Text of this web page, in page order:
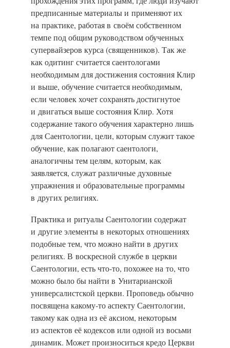
предписанные материалы и применяют их
на практике, работая в своём собственном
темпе под общим руководством обученных
супервайзеров курса (священников). Так же
как одитинг считается саентологами
необходимым для достижения состояния Клир
и выше, обучение считается необходимым,
если человек хочет сохранять достигнутое
и двигаться выше состояния Клир. Хотя
содержание такого обучения характерно лишь
для Саентологии, цели, которым служит такое
обучение, как полагают саентологи,
аналогичны тем целям, которым, как
заявляется, служат различные духовные
упражнения и образовательные программы
в других религиях.
Практика и ритуалы Саентологии содержат
и другие элементы в некоторых отношениях
подобные тем, что можно найти в других
религиях. В воскресной службе в церкви
Саентологии, есть что-то, похожее на то, что
можно было бы найти в Унитарианской
универсалистской церкви. Проповедь обычно
посвящена какому-то аспекту Саентологии,
такому как одна из её аксиом, некоторым
из аспектов её кодексов или одной из восьми
динамик. Может произноситься кредо Церкви